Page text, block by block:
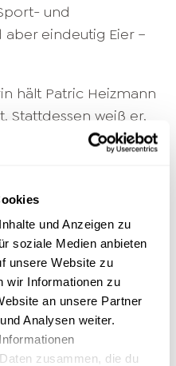
und Anzeigen zu
soziale Medien anbieten
unsere Website zu
wir Informationen zu
an unsere Partner
Analysen weiter.
zusammen, die du
und
eindeutig Eier –
hält Patric Heizmann
Stattdessen weiß er,
Es enthält
für die Augen ist
Der Experte
gibt es den
den Punkt mit der
sich während
hilft Eiweiß, diesen